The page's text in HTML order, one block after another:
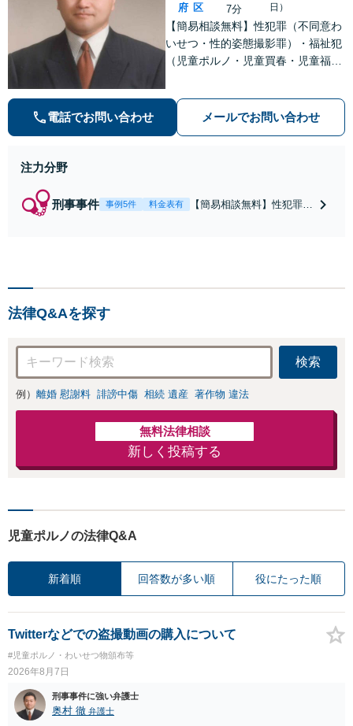
府 区
7分
日）
【簡易相談無料】性犯罪（不同意わ
いせつ・性的姿態撮影罪）・福祉犯
（児童ポルノ・児童買春・児童福祉
等）に非常に詳しい弁護士です
電話でお問い合わせ メールでお問い合わせ
注力分野
刑事事件 事例5件 料金表有
【簡易相談無料】性犯罪
法律Q&Aを探す
検索
例） 離婚 慰謝料 誹謗中傷 相続 遺産 著作物 違法
無料法律相談
新しく投稿する
児童ポルノの法律Q&A
新着順 回答数が多い順 役にたった順
Twitterなどでの盗撮動画の購入について
#児童ポルノ・わいせつ物頒布等
2026年8月7日
刑事事件に強い弁護士
奥村 徹 弁護士